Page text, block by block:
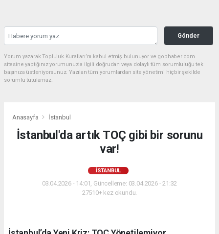
Gönder
Yorum yazarak Topluluk Kuralları’nı kabul etmiş bulunuyor ve gophaber.com
sitesine yaptığınız yorumunuzla ilgili doğrudan veya dolaylı tüm sorumluluğu tek
başınıza üstleniyorsunuz. Yazılan tüm yorumlardan site yönetimi hiçbir şekilde
sorumlu tutulamaz.
Anasayfa İstanbul
İstanbul'da artık TOÇ gibi bir sorunu
var!
İSTANBUL
03.04.2026 - 14:01, Güncelleme: 03.04.2026 - 21:32
27510+ kez okundu.